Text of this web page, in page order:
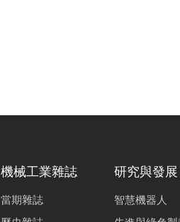
機械工業雜誌
當期雜誌
研究與發展
智慧機器人